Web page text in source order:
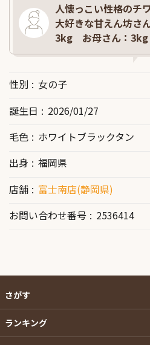
人懐っこい性格のチ
大好きな甘えん坊さ
3kg お母さん：3kg
性別
女の子
誕生日
2026/01/27
毛色
ホワイトブラックタン
出身
福岡県
店舗
富士南店(静岡県)
お問い合わせ番号
2536414
さがす
ランキング